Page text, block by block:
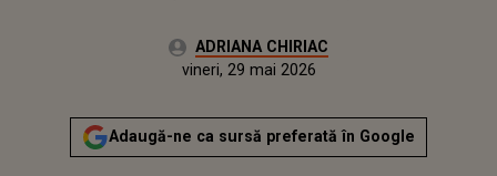
Autor:ADRIANA CHIRIAC
Actualizat:
vineri, 29 mai 2026
Adaugă-ne ca sursă preferată în Google